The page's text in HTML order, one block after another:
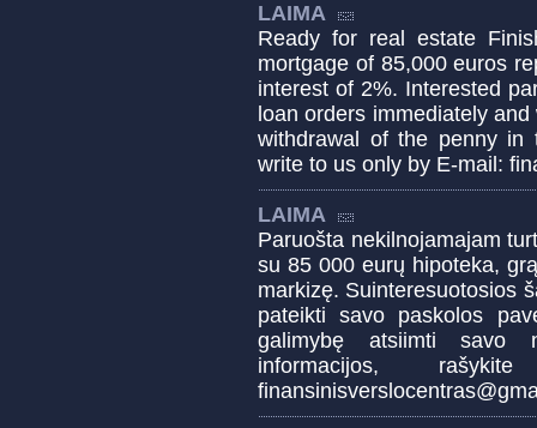
LAIMA
Ready for real estate
mortgage of 85,000 euros
interest of 2%. Interested
loan orders immediately
withdrawal of the penny in
write to us only by E-mail:
LAIMA
Paruošta nekilnojamajam
su 85 000 eurų hipoteka,
markizę. Suinteresuotosios
pateikti savo paskolos
galimybę atsiimti savo
informacijos,